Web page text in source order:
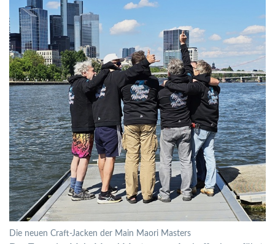
Die neuen Craft-Jacken der Main Maori Masters